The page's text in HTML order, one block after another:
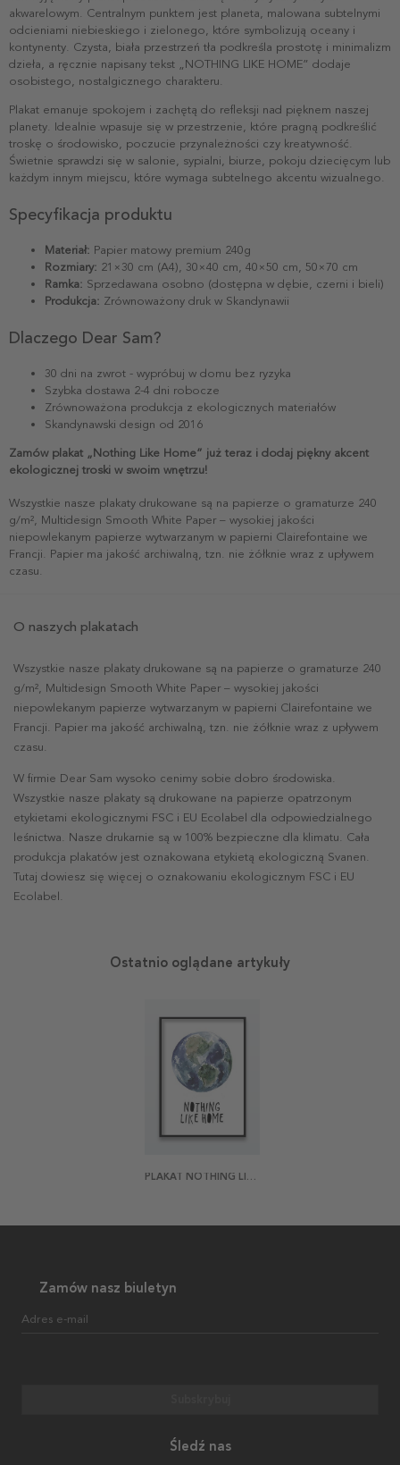
akwarelowym. Centralnym punktem jest planeta, malowana subtelnymi
odcieniami niebieskiego i zielonego, które symbolizują oceany i
kontynenty. Czysta, biała przestrzeń tła podkreśla prostotę i minimalizm
dzieła, a ręcznie napisany tekst „NOTHING LIKE HOME” dodaje
osobistego, nostalgicznego charakteru.
Plakat emanuje spokojem i zachętą do refleksji nad pięknem naszej
planety. Idealnie wpasuje się w przestrzenie, które pragną podkreślić
troskę o środowisko, poczucie przynależności czy kreatywność.
Świetnie sprawdzi się w salonie, sypialni, biurze, pokoju dziecięcym lub
każdym innym miejscu, które wymaga subtelnego akcentu wizualnego.
Specyfikacja produktu
Materiał: Papier matowy premium 240g
Rozmiary: 21×30 cm (A4), 30×40 cm, 40×50 cm, 50×70 cm
Ramka: Sprzedawana osobno (dostępna w dębie, czerni i bieli)
Produkcja: Zrównoważony druk w Skandynawii
Dlaczego Dear Sam?
30 dni na zwrot - wypróbuj w domu bez ryzyka
Szybka dostawa 2-4 dni robocze
Zrównoważona produkcja z ekologicznych materiałów
Skandynawski design od 2016
Zamów plakat „Nothing Like Home” już teraz i dodaj piękny akcent
ekologicznej troski w swoim wnętrzu!
Wszystkie nasze plakaty drukowane są na papierze o gramaturze 240
g/m², Multidesign Smooth White Paper – wysokiej jakości
niepowlekanym papierze wytwarzanym w papierni Clairefontaine we
Francji. Papier ma jakość archiwalną, tzn. nie żółknie wraz z upływem
czasu.
O naszych plakatach
Wszystkie nasze plakaty drukowane są na papierze o gramaturze 240
g/m², Multidesign Smooth White Paper – wysokiej jakości
niepowlekanym papierze wytwarzanym w papierni Clairefontaine we
Francji. Papier ma jakość archiwalną, tzn. nie żółknie wraz z upływem
czasu.
W firmie Dear Sam wysoko cenimy sobie dobro środowiska.
Wszystkie nasze plakaty są drukowane na papierze opatrzonym
etykietami ekologicznymi FSC i EU Ecolabel dla odpowiedzialnego
leśnictwa. Nasze drukarnie są w 100% bezpieczne dla klimatu. Cała
produkcja plakatów jest oznakowana etykietą ekologiczną Svanen.
Tutaj dowiesz się więcej o oznakowaniu ekologicznym FSC i EU
Ecolabel.
Ostatnio oglądane artykuły
PLAKAT NOTHING LIKE HOME
Zamów nasz biuletyn
Adres e-mail
Śledź nas